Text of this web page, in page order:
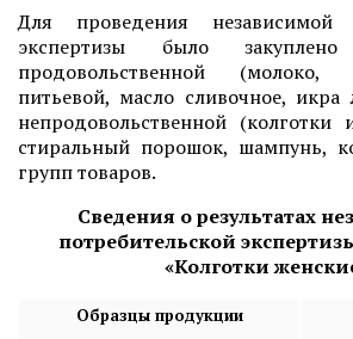
Для проведения независимой
экспертизы было
продовольственной
питьевой, масло сливочное, икра
непродовольственной (колготки
стиральный порошок, шампунь,
групп товаров.
Сведения о результатах
потребительской
«Колготки
Образцы продукции